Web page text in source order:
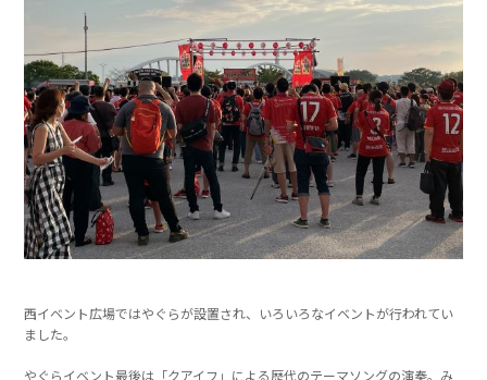
西イベント広場ではやぐらが設置され、いろいろなイベントが行われてい
ました。
やぐらイベント最後は「クアイフ」による歴代のテーマソングの演奏。み